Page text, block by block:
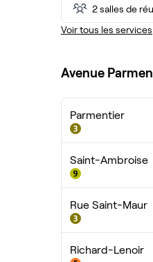
2 salles de
Voir tous les services
Avenue
Parmentier
Saint-Ambroise
Rue Saint-Maur
Richard-Lenoir